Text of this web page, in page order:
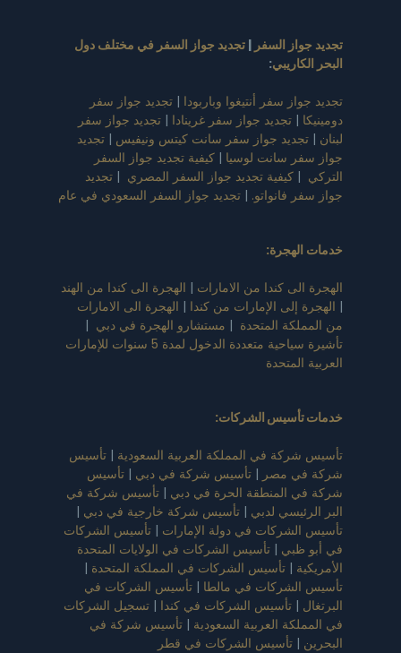
|تجديد جواز السفر في مختلف دول
سفر أنتيغوا وباربودا|تجديد جواز سفر
تجديد جواز سفر غرينادا|تجديد جواز سفر
جواز سفر سانت كيتس ونيفيس|تجديد
سانت لوسيا |كيفية تجديد جواز السفر
كيفية تجديد جواز السفر المصري| تجديد
|تجديد جواز السفر السعودي في عام
كندا من الامارات |الهجرة الى كندا من الهند
إلى الإمارات من كندا |الهجرة الى الامارات
المتحدة|مستشارو الهجرة في دبي |
تأشيرة سياحية متعددة الدخول لمدة 5 سنوات للإمارات
الشركات:
في المملكة العربية السعودية| تأسيس
تأسيس شركة في دبي| تأسيس
المنطقة الحرة في دبي|تأسيس شركة في
|تأسيس شركة خارجية في دبي|
في دولة الإمارات|تأسيس الشركات
تأسيس الشركات في الولايات المتحدة
تأسيس الشركات في المملكة المتحدة|
في مالطا|تأسيس الشركات في
تأسيس الشركات في كندا |تسجيل الشركات
العربية السعودية| تأسيس شركة في
تأسيس الشركات في قطر